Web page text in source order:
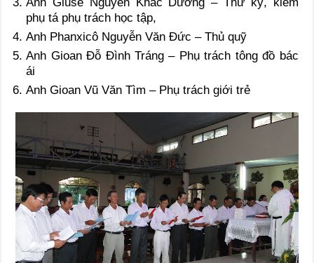
Anh Giuse Nguyễn Khắc Dương – Thư ký, kiêm
phụ tá phụ trách học tập,
Anh Phanxicô Nguyễn Văn Đức – Thủ quỹ
Anh Gioan Đỗ Đình Tráng – Phụ trách tông đồ bác
ái
Anh Gioan Vũ Văn Tìm – Phụ trách giới trẻ